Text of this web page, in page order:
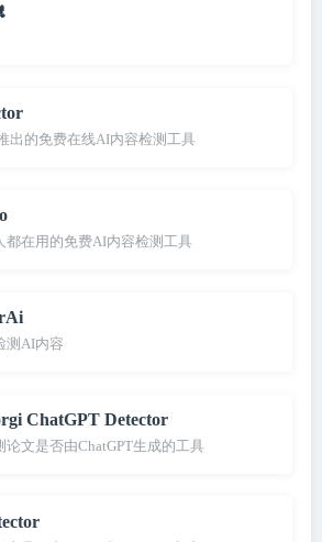
出的免费在线AI内容检测工具
都在用的免费AI内容检测工具
测AI内容
ChatGPT Detector
论文是否由ChatGPT生成的工具